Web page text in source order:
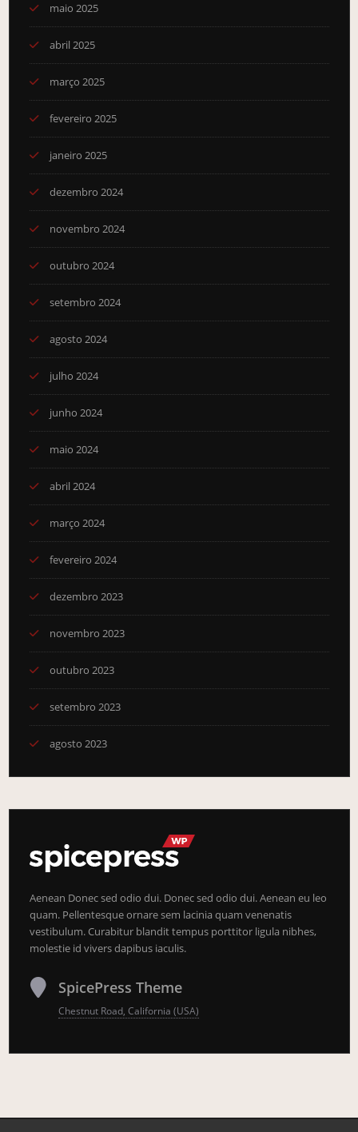
maio 2025
abril 2025
março 2025
fevereiro 2025
janeiro 2025
dezembro 2024
novembro 2024
outubro 2024
setembro 2024
agosto 2024
julho 2024
junho 2024
maio 2024
abril 2024
março 2024
fevereiro 2024
dezembro 2023
novembro 2023
outubro 2023
setembro 2023
agosto 2023
Aenean Donec sed odio dui. Donec sed odio dui. Aenean eu leo
quam. Pellentesque ornare sem lacinia quam venenatis
vestibulum. Curabitur blandit tempus porttitor ligula nibhes,
molestie id vivers dapibus iaculis.
SpicePress Theme
Chestnut Road, California (USA)